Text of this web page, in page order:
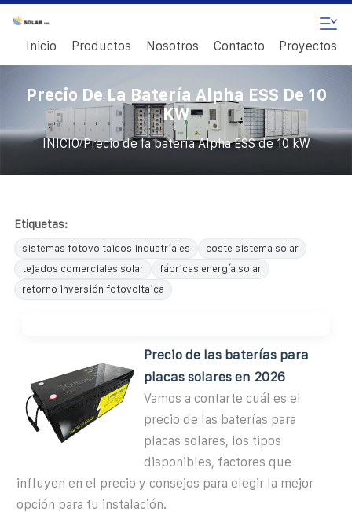
Inicio Productos Nosotros Contacto Proyectos
Precio De La Batería Alpha ESS De 10
KW
INICIO/Precio de la batería Alpha ESS de 10 kW
Etiquetas:
sistemas fotovoltaicos industriales
coste sistema solar
tejados comerciales solar
fábricas energía solar
retorno inversión fotovoltaica
Precio de las baterías para
placas solares en 2026
Vamos a contarte cuál es el
precio de las baterías para
placas solares, los tipos
disponibles, factores que
influyen en el precio y consejos para elegir la mejor
opción para tu instalación.